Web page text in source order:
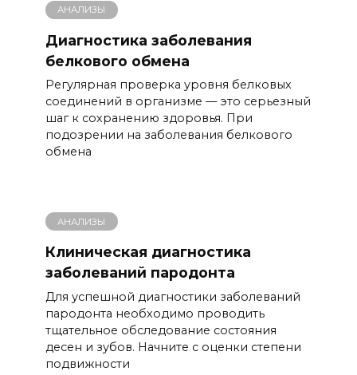
АНАЛИЗЫ
Диагностика заболевания
белкового обмена
Регулярная проверка уровня белковых
соединений в организме — это серьезный
шаг к сохранению здоровья. При
подозрении на заболевания белкового
обмена
АНАЛИЗЫ
Клиническая диагностика
заболеваний пародонта
Для успешной диагностики заболеваний
пародонта необходимо проводить
тщательное обследование состояния
десен и зубов. Начните с оценки степени
подвижности